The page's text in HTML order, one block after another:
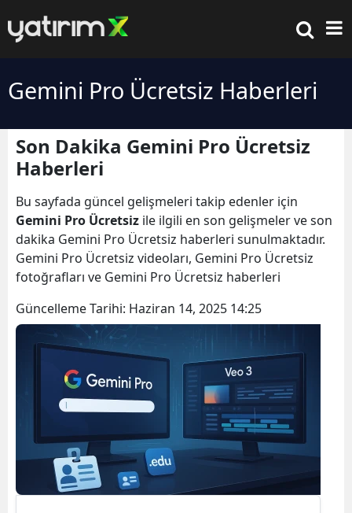
Gemini Pro Ücretsiz Haberleri
Son Dakika Gemini Pro Ücretsiz
Haberleri
Bu sayfada güncel gelişmeleri takip edenler için
Gemini Pro Ücretsiz ile ilgili en son gelişmeler ve son
dakika Gemini Pro Ücretsiz haberleri sunulmaktadır.
Gemini Pro Ücretsiz videoları, Gemini Pro Ücretsiz
fotoğrafları ve Gemini Pro Ücretsiz haberleri
Güncelleme Tarihi: Haziran 14, 2025 14:25